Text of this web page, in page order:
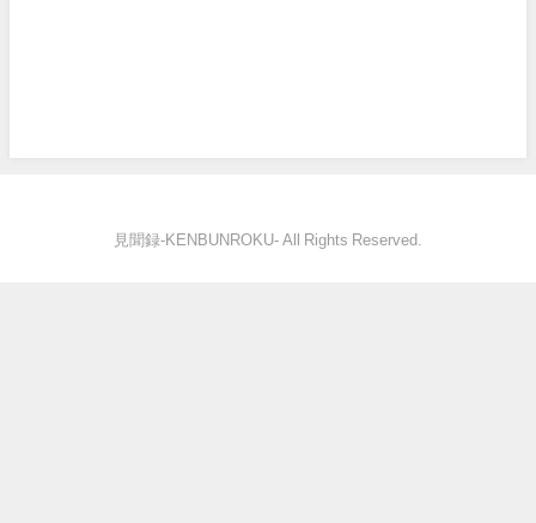
見聞録‐KENBUNROKU- All Rights Reserved.